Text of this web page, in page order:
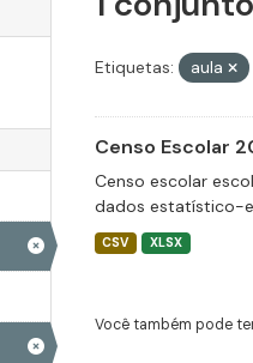
Etiquetas: aula
Censo Escolar
Censo escolar
dados estatístico-
CSV XLSX
Você também pode